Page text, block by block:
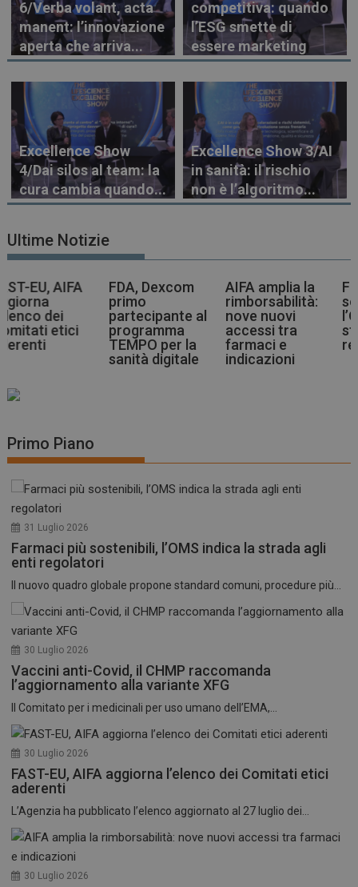
6/Verba volant, acta
manent: l’innovazione
aperta che arriva...
competitiva: quando
l’ESG smette di
essere marketing
Excellence Show
4/Dai silos al team: la
cura cambia quando...
Excellence Show 3/AI
in sanità: il rischio
non è l’algoritmo...
Ultime Notizie
FDA, Dexcom
primo
partecipante al
programma
TEMPO per la
sanità digitale
AIFA amplia la
rimborsabilità:
nove nuovi
accessi tra
farmaci e
indicazioni
Farmaci più
sostenibili,
l’OMS indica la
strada agli enti
regolatori
Primo Piano
31 Luglio 2026
Farmaci più sostenibili, l’OMS indica la strada agli
enti regolatori
Il nuovo quadro globale propone standard comuni, procedure più...
30 Luglio 2026
Vaccini anti-Covid, il CHMP raccomanda
l’aggiornamento alla variante XFG
Il Comitato per i medicinali per uso umano dell’EMA,...
30 Luglio 2026
FAST-EU, AIFA aggiorna l’elenco dei Comitati etici
aderenti
L’Agenzia ha pubblicato l’elenco aggiornato al 27 luglio dei...
30 Luglio 2026